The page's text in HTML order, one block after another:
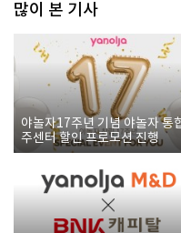
많이 본 기사
야놀자17주년 기념 야놀자 통
주센터 할인 프로모션 진행